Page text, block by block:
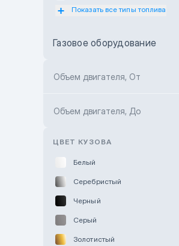
Subaru Motor Almaty
Toyota Kokshetau
Hyundai ShymCity
Показать все типы топлива
Газовое оборудование
Объем двигателя, От
Объем двигателя, До
ЦВЕТ КУЗОВА
Белый
Серебристый
Черный
Серый
Золотистый